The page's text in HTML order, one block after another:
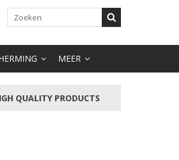
MEER
QUALITY PRODUCTS